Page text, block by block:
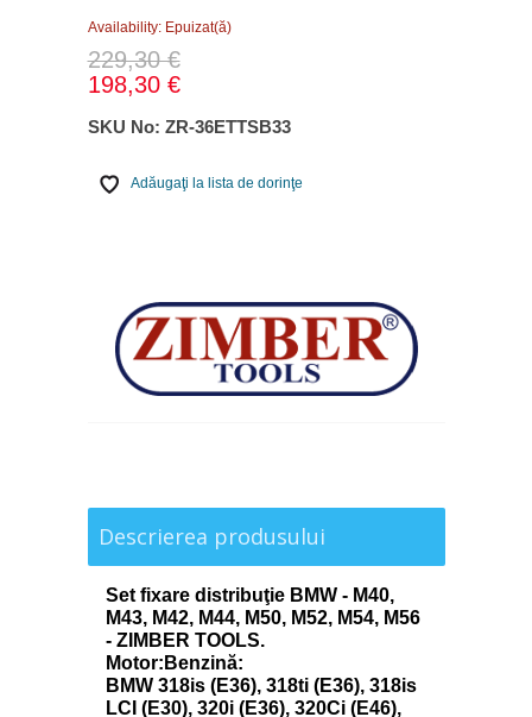
Availability: Epuizat(ă)
229,30 €
198,30 €
SKU No: ZR-36ETTSB33
Adăugaţi la lista de dorinţe
Descrierea produsului
Set fixare distribuţie BMW - M40,
M43, M42, M44, M50, M52, M54, M56
- ZIMBER TOOLS.
Motor:Benzină:
BMW 318is (E36), 318ti (E36), 318is
LCI (E30), 320i (E36), 320Ci (E46),